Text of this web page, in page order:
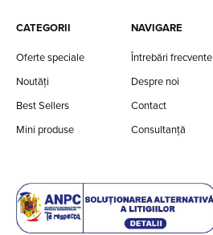
CATEGORII
Oferte speciale
Noutăți
Best Sellers
Mini produse
NAVIGARE
Întrebări frecvente
Despre noi
Contact
Consultanță